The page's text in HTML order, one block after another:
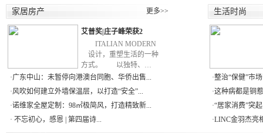
家居房产 更多>>
艾普奖|庄子峰荣获2
ITALIAN MODERN
设计，重塑生活的一种
方式。 以独特、…
·广东中山：未暂停向港澳台同胞、华侨出售...
·风吹如何建立外墙保温层，以打造“安全”...
·诺维家全屋定制：98㎡极简风，打造精致新...
· 不忘初心，感恩 | 第四届诗...
生活时尚
·整治“保健”市
·这种病都是铜
·“居家消费”突
·LINC金羽杰亮